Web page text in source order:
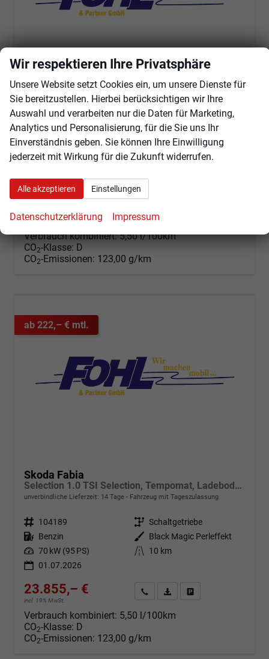
Skoda Fabia
unverbindliche Lieferzeit:14 Tage Fahrzeug mit Tageszulassung
Fahrzeugnr. 104188 Getriebe Schaltgetriebe
Kraftstoff Benzin Außenfarbe Race Blau Metallic
01.07.2026
23.855,– €
incl. 19% MwSt.
Verbrauch kombiniert:5,50 l/100km
CO2-Klasse: D
CO2-Emissionen: 123,00 g/km
ab 222,– € mtl.
Skoda Fabia
Selection 1.0 TSI Selection, Tempomat, Ladeboden, Park, Winterpaket, SmartLink, 4-J Garantie
unverbindliche Lieferzeit: 14 Tage Fahrzeug mit Tageszulassung
Fahrzeugnr. 104189 Getriebe Schaltgetriebe
Kraftstoff Benzin Außenfarbe
Black Magic Perleffekt
Leistung 70 kW (95 PS) Kilometerstand
10 km
01.07.2026
23.855,– €
incl. 19% MwSt.
Angebot anfordern
Fahrzeugexpose (PDF)
Verbrauch kombiniert: 5,50 l/100km
CO2-Klasse: D
CO2-Emissionen: 123,00 g/km
Wir respektieren Ihre Privatsphäre
Unsere Website setzt Cookies ein, um unsere Dienste für
Sie bereitzustellen. Hierbei berücksichtigen wir Ihre
Auswahl und verarbeiten nur die Daten für Marketing,
Analytics und Personalisierung, für die Sie uns Ihr
Einverständnis geben. Sie können Ihre Einwilligung
jederzeit mit Wirkung für die Zukunft widerrufen.
Alle akzeptieren Einstellungen
Datenschutzerklärung Impressum